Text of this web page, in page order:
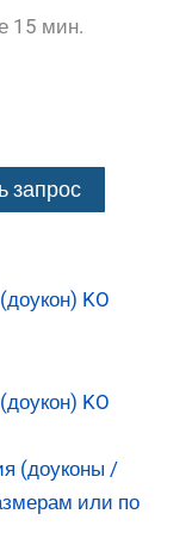
15 мин.
запрос
KO
KO